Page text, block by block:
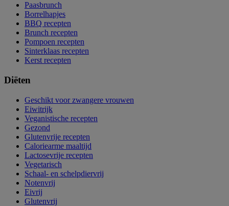
Paasbrunch
Borrelhapjes
BBQ recepten
Brunch recepten
Pompoen recepten
Sinterklaas recepten
Kerst recepten
Diëten
Geschikt voor zwangere vrouwen
Eiwitrijk
Veganistische recepten
Gezond
Glutenvrije recepten
Caloriearme maaltijd
Lactosevrije recepten
Vegetarisch
Schaal- en schelpdiervrij
Notenvrij
Eivrij
Glutenvrij